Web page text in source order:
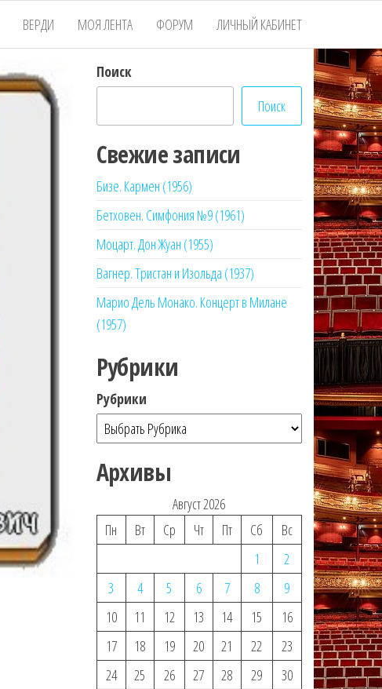
ВЕРДИ МОЯ ЛЕНТА ФОРУМ ЛИЧНЫЙ КАБИНЕТ
Поиск
Поиск
Свежие записи
Бизе. Кармен (1956)
Бетховен. Симфония №9 (1961)
Моцарт. Дон Жуан (1955)
Вагнер. Тристан и Изольда (1937)
Марио Дель Монако. Концерт в Милане
(1957)
Рубрики
Рубрики
Архивы
Август 2026
Пн
Вт Ср Чт Пт Сб
Вс
1
2
3
4 5 6 7 8
9
10
11 12 13 14 15
16
17
18 19 20 21 22
23
24
25 26 27 28 29
30